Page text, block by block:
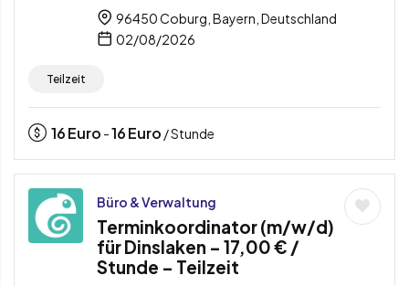
96450 Coburg, Bayern, Deutschland
02/08/2026
Teilzeit
16Euro -16Euro / Stunde
Büro & Verwaltung
Terminkoordinator (m/w/d)
für Dinslaken – 17,00 € /
Stunde – Teilzeit